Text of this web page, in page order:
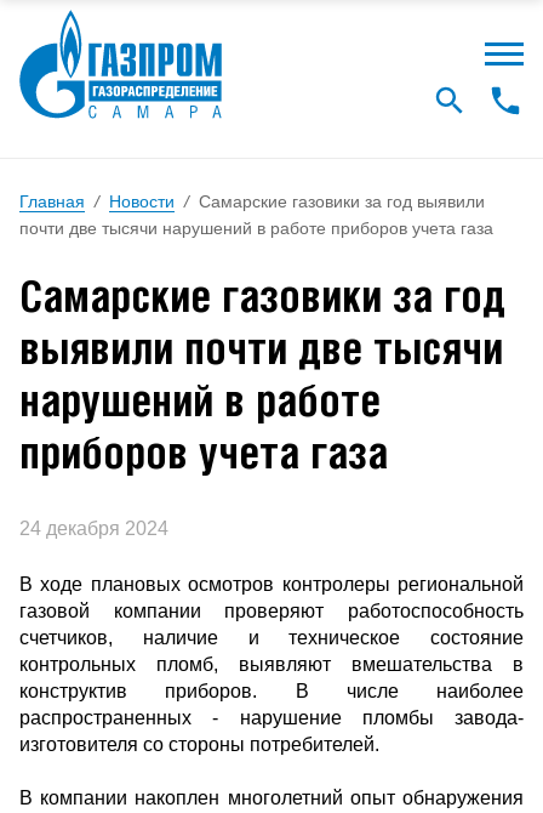
Главная / Новости / Самарские газовики за год выявили
почти две тысячи нарушений в работе приборов учета газа
Самарские газовики за год
выявили почти две тысячи
нарушений в работе
приборов учета газа
24 декабря 2024
В ходе плановых осмотров контролеры региональной
газовой компании проверяют работоспособность
счетчиков, наличие и техническое состояние
контрольных пломб, выявляют вмешательства в
конструктив приборов. В числе наиболее
распространенных - нарушение пломбы завода-
изготовителя со стороны потребителей.
В компании накоплен многолетний опыт обнаружения